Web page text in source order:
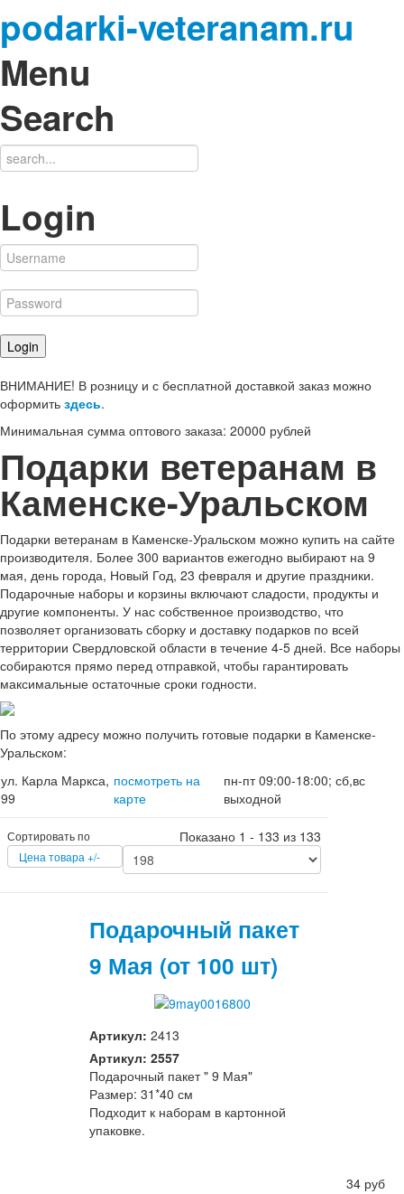
podarki-veteranam.ru
Menu
Search
Login
ВНИМАНИЕ! В розницу и с бесплатной доставкой заказ можно
оформить здесь.
Минимальная сумма оптового заказа: 20000 рублей
Подарки ветеранам в
Каменске-Уральском
Подарки ветеранам в Каменске-Уральском можно купить на сайте
производителя. Более 300 вариантов ежегодно выбирают на 9
мая, день города, Новый Год, 23 февраля и другие праздники.
Подарочные наборы и корзины включают сладости, продукты и
другие компоненты. У нас собственное производство, что
позволяет организовать сборку и доставку подарков по всей
территории Свердловской области в течение 4-5 дней. Все наборы
собираются прямо перед отправкой, чтобы гарантировать
максимальные остаточные сроки годности.
По этому адресу можно получить готовые подарки в Каменске-
Уральском:
ул. Карла Маркса,
99
посмотреть на
карте
пн-пт 09:00-18:00; сб,вс
выходной
Сортировать по
Цена товара +/-
Показано 1 - 133 из 133
Подарочный пакет
9 Мая (от 100 шт)
Артикул: 2413
Артикул: 2557
Подарочный пакет " 9 Мая"
Размер: 31*40 см
Подходит к наборам в картонной
упаковке.
34 руб